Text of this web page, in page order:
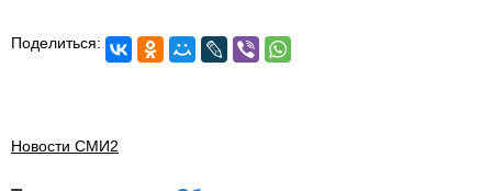
Поделиться:
Новости СМИ2